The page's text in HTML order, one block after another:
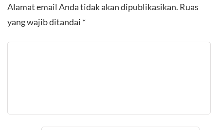
Alamat email Anda tidak akan dipublikasikan. Ruas
yang wajib ditandai *